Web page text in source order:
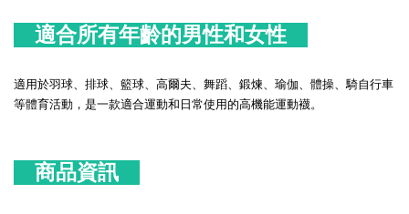
適合所有年齡的男性和女性
適用於羽球、排球、籃球、高爾夫、舞蹈、鍛煉、瑜伽、體操、騎自行車
等體育活動，是一款適合運動和日常使用的高機能運動襪。
商品資訊